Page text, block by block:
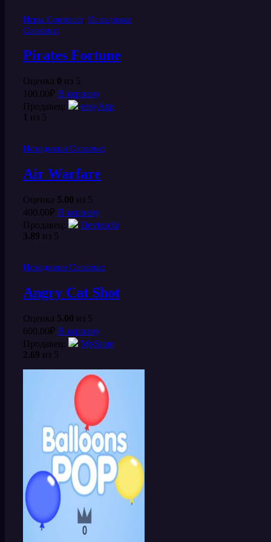
Игры Construct, Исходники
Construct
Pirates Fortune
Оценка 0 из 5
100.00₽ В корзину
Продавец:
easyApp
1 из 5
Исходники Construct
Air Warfare
Оценка 5.00 из 5
400.00₽ В корзину
Продавец:
Deviruchi
3.89 из 5
Исходники Construct
Angry Cat Shot
Оценка 5.00 из 5
600.00₽ В корзину
Продавец:
MyStore
2.69 из 5